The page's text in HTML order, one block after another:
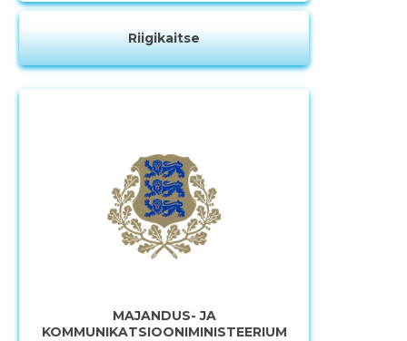
Riigikaitse
MAJANDUS- JA
KOMMUNIKATSIOONIMINISTEERIUM